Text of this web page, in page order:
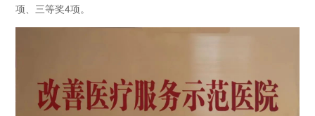
项、三等奖4项。